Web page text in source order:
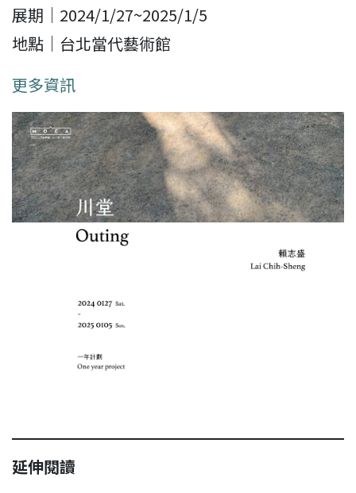
展期｜2024/1/27~2025/1/5
地點｜台北當代藝術館
更多資訊
延伸閱讀